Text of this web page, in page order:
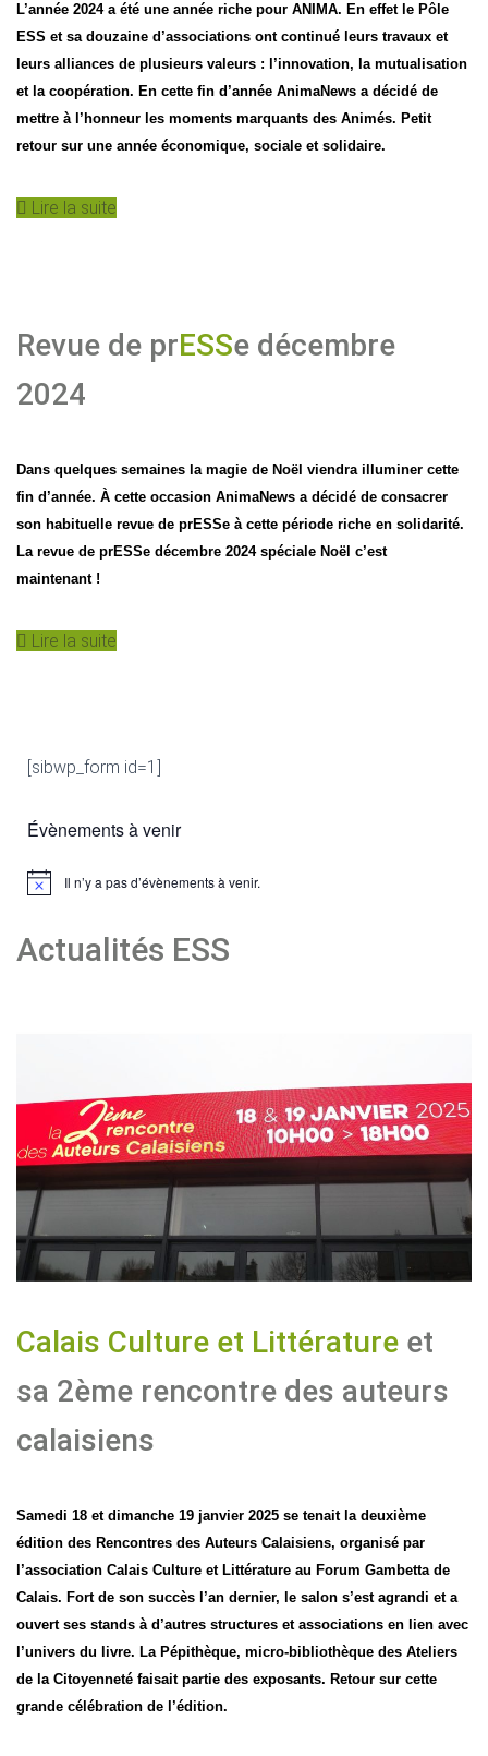
L’année 2024 a été une année riche pour ANIMA. En effet le Pôle
ESS et sa douzaine d’associations ont continué leurs travaux et
leurs alliances de plusieurs valeurs : l’innovation, la mutualisation
et la coopération. En cette fin d’année AnimaNews a décidé de
mettre à l’honneur les moments marquants des Animés. Petit
retour sur une année économique, sociale et solidaire.
Lire la suite
Revue de prESSe décembre
2024
Dans quelques semaines la magie de Noël viendra illuminer cette
fin d’année. À cette occasion AnimaNews a décidé de consacrer
son habituelle revue de prESSe à cette période riche en solidarité.
La revue de prESSe décembre 2024 spéciale Noël c’est
maintenant !
Lire la suite
[sibwp_form id=1]
Évènements à venir
N
i
c
Il n’y a pas d’évènements à venir.
Actualités ESS
Calais Culture et Littérature et
sa 2ème rencontre des auteurs
calaisiens
Samedi 18 et dimanche 19 janvier 2025 se tenait la deuxième
édition des Rencontres des Auteurs Calaisiens, organisé par
l’association Calais Culture et Littérature au Forum Gambetta de
Calais. Fort de son succès l’an dernier, le salon s’est agrandi et a
ouvert ses stands à d’autres structures et associations en lien avec
l’univers du livre. La Pépithèque, micro-bibliothèque des Ateliers
de la Citoyenneté faisait partie des exposants. Retour sur cette
grande célébration de l’édition.